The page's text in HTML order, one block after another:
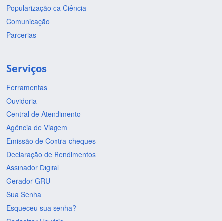
Popularização da Ciência
Comunicação
Parcerias
Serviços
Ferramentas
Ouvidoria
Central de Atendimento
Agência de Viagem
Emissão de Contra-cheques
Declaração de Rendimentos
Assinador Digital
Gerador GRU
Sua Senha
Esqueceu sua senha?